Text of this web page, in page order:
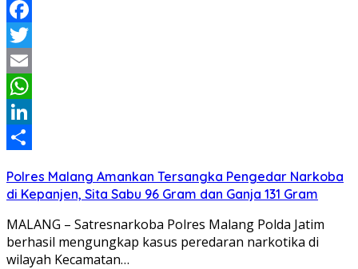
Facebook
Twitter
Email
WhatsApp
LinkedIn
Polres Malang Amankan Tersangka Pengedar Narkoba
di Kepanjen, Sita Sabu 96 Gram dan Ganja 131 Gram
MALANG – Satresnarkoba Polres Malang Polda Jatim
berhasil mengungkap kasus peredaran narkotika di
wilayah Kecamatan…